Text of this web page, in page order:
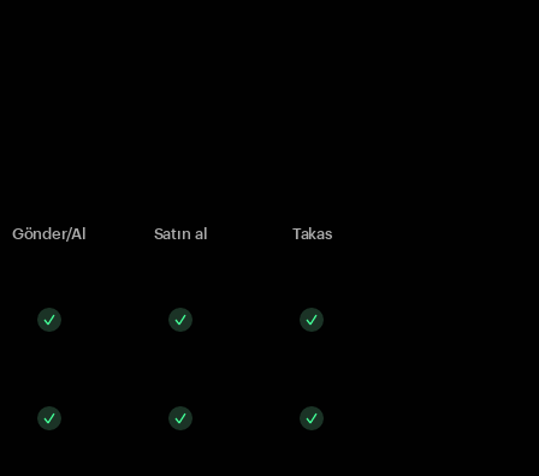
Gönder/Al Satın al Takas